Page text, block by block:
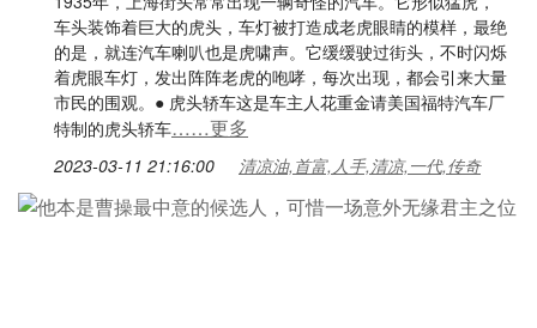
车头装饰着巨大的虎头，车灯被打造成老虎眼睛的模样，最绝
的是，就连汽车喇叭也是虎啸声。它缓缓驶过街头，不时闪烁
着虎眼车灯，发出阵阵老虎的咆哮，每次出现，都会引来大量
市民的围观。● 虎头轿车这是车主人花重金请美国福特汽车厂
特制的虎头轿车……更多
2023-03-11 21:16:00 清凉油,首富,人手,清凉,一代,传奇